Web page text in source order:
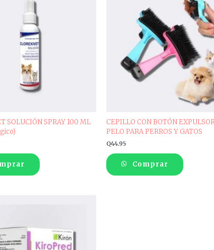
SOLUCIÓN SPRAY 100 ML
CEPILLO CON BOTÓN
PELO PARA PERROS Y GATOS
Q44.95
Comprar